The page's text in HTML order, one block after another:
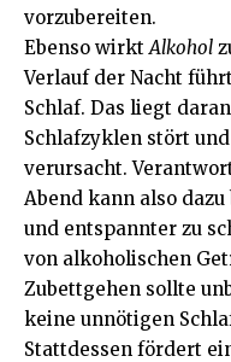
vorzubereiten.
Ebenso wirkt Alkohol
Verlauf der Nacht
Schlaf. Das liegt
Schlafzyklen stört
verursacht.
Abend kann also
und entspannter zu
von alkoholischen
Zubettgehen sollte
keine unnötigen
Stattdessen fördert